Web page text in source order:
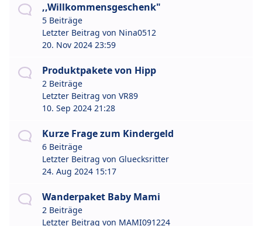
,,Willkommensgeschenk"
5 Beiträge
Letzter Beitrag von Nina0512
20. Nov 2024 23:59
Produktpakete von Hipp
2 Beiträge
Letzter Beitrag von VR89
10. Sep 2024 21:28
Kurze Frage zum Kindergeld
6 Beiträge
Letzter Beitrag von Gluecksritter
24. Aug 2024 15:17
Wanderpaket Baby Mami
2 Beiträge
Letzter Beitrag von MAMI091224